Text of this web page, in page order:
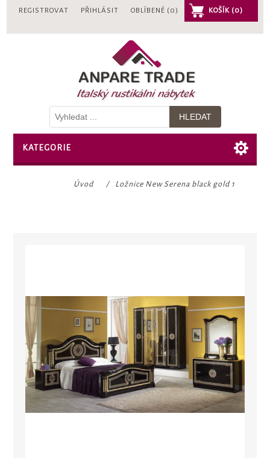
REGISTROVAT PŘIHLÁSIT OBLÍBENÉ (0) KOŠÍK (0)
KATEGORIE
Úvod / Ložnice New Serena black gold 1